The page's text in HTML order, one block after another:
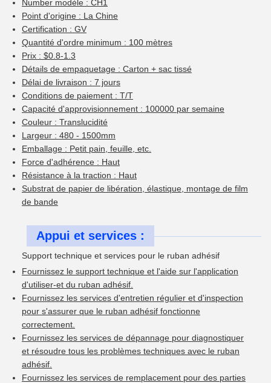
Number modèle : CH1
Point d'origine : La Chine
Certification : GV
Quantité d'ordre minimum : 100 mètres
Prix : $0.8-1.3
Détails de empaquetage : Carton + sac tissé
Délai de livraison : 7 jours
Conditions de paiement : T/T
Capacité d'approvisionnement : 100000 par semaine
Couleur : Translucidité
Largeur : 480 - 1500mm
Emballage : Petit pain, feuille, etc.
Force d'adhérence : Haut
Résistance à la traction : Haut
Substrat de papier de libération, élastique, montage de film
de bande
Appui et services :
Support technique et services pour le ruban adhésif
Fournissez le support technique et l'aide sur l'application
d'utiliser-et du ruban adhésif.
Fournissez les services d'entretien régulier et d'inspection
pour s'assurer que le ruban adhésif fonctionne
correctement.
Fournissez les services de dépannage pour diagnostiquer
et résoudre tous les problèmes techniques avec le ruban
adhésif.
Fournissez les services de remplacement pour des parties